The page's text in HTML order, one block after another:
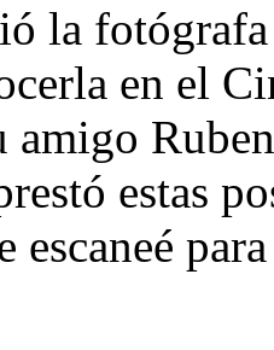
la
en el
amigo
estas
escaneé